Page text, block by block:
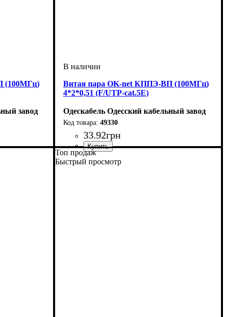
(100МГц)
завод
Витая пара OK-net КППЭ-ВП (100МГц)
4*2*0,51 (F/UTP-cat.5E)
Одескабель Одесский кабельный завод
49330
33.92грн
Категория
Тип: F/UTP
Конструкция
Оболочка
Топ продаж
Быстрый просмотр